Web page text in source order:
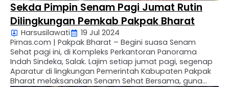
Sekda Pimpin Senam Pagi Jumat Rutin
Dilingkungan Pemkab Pakpak Bharat
Harsusilawati
19 Jul 2024
Pirnas.com | Pakpak Bharat – Begini suasa Senam
Sehat pagi ini, di Kompleks Perkantoran Panorama
Indah Sindeka, Salak. Lajim setiap jumat pagi, segenap
Aparatur di lingkungan Pemerintah Kabupaten Pakpak
Bharat melaksanakan Senam Sehat Bersama, guna